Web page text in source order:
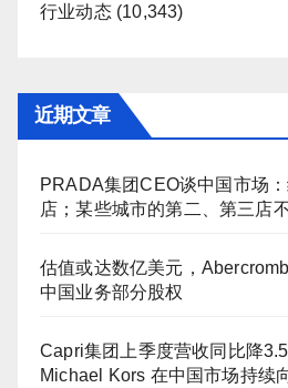
行业动态(10,343)
近期文章
PRADA集团CEO谈中国市场
店；某些城市的第二、第三店
估值或达数亿美元，
中国业务部分股权
Capri集团上季度营收同比降
Michael Kors 在中国市场持续